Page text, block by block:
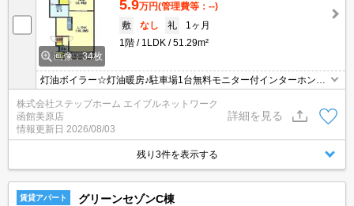
画像：34枚
5.9万円(管理費等：--)
敷
なし 礼
1ヶ月
1階
1LDK 51.29m²
灯油ボイラー☆灯油暖房♪駐車場1台無料モニター付インターホン有
ベランダ
株式会社ステップホーム エイブルネットワーク
函館美原店
情報更新日 2026/08/03
詳細を見る
残り3件を表示する
賃貸アパート グリーンセゾンC棟